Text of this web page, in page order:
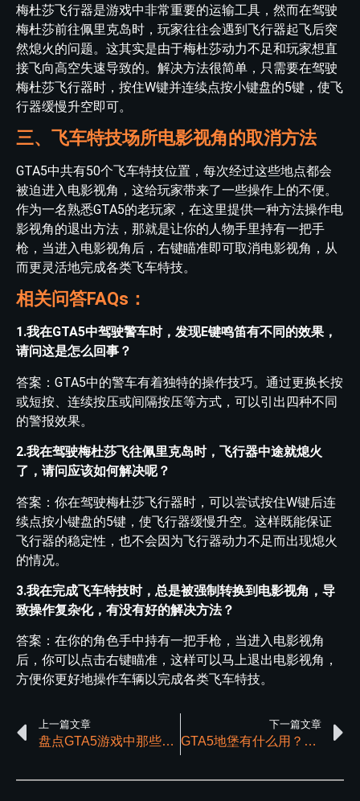
梅杜莎飞行器是游戏中非常重要的运输工具，然而在驾驶
梅杜莎前往佩里克岛时，玩家往往会遇到飞行器起飞后突
然熄火的问题。这其实是由于梅杜莎动力不足和玩家想直
接飞向高空失速导致的。解决方法很简单，只需要在驾驶
梅杜莎飞行器时，按住W键并连续点按小键盘的5键，使飞
行器缓慢升空即可。
三、飞车特技场所电影视角的取消方法
GTA5中共有50个飞车特技位置，每次经过这些地点都会
被迫进入电影视角，这给玩家带来了一些操作上的不便。
作为一名熟悉GTA5的老玩家，在这里提供一种方法操作电
影视角的退出方法，那就是让你的人物手里持有一把手
枪，当进入电影视角后，右键瞄准即可取消电影视角，从
而更灵活地完成各类飞车特技。
相关问答FAQs：
1.我在GTA5中驾驶警车时，发现E键鸣笛有不同的效果，
请问这是怎么回事？
答案：GTA5中的警车有着独特的操作技巧。通过更换长按
或短按、连续按压或间隔按压等方式，可以引出四种不同
的警报效果。
2.我在驾驶梅杜莎飞往佩里克岛时，飞行器中途就熄火
了，请问应该如何解决呢？
答案：你在驾驶梅杜莎飞行器时，可以尝试按住W键后连
续点按小键盘的5键，使飞行器缓慢升空。这样既能保证
飞行器的稳定性，也不会因为飞行器动力不足而出现熄火
的情况。
3.我在完成飞车特技时，总是被强制转换到电影视角，导
致操作复杂化，有没有好的解决方法？
答案：在你的角色手中持有一把手枪，当进入电影视角
后，你可以点击右键瞄准，这样可以马上退出电影视角，
方便你更好地操作车辆以完成各类飞车特技。
上一篇文章
盘点GTA5游戏中那些拥有bug的载具
下一篇文章
GTA5地堡有什么用？玩家选择地堡的四大理由